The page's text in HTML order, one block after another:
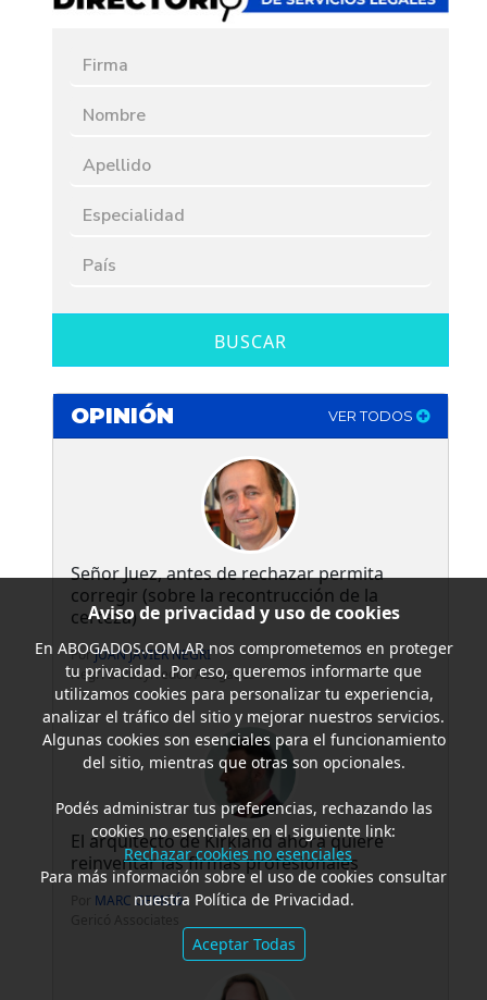
BUSCAR
OPINIÓN VER TODOS
Señor Juez, antes de rechazar permita
corregir (sobre la recontrucción de la
certeza)
PorJUAN JAVIER NEGRI
Negri & Pueyrredón Abogados
El arquitecto de Kirkland ahora quiere
reinventar las firmas profesionales
MARC GERICÓ
Aviso de privacidad y uso de cookies
En ABOGADOS.COM.ARnos comprometemos en proteger
tu privacidad. Por eso, queremos informarte que
utilizamos cookies para personalizar tu experiencia,
analizar el tráfico del sitio y mejorar nuestros servicios.
Algunas cookies son esenciales para el funcionamiento
del sitio, mientras que otras son opcionales.
Podés administrar tus preferencias, rechazando las
cookies no esenciales en el siguiente link:
Rechazar cookies no esenciales
Para más información sobre el uso de cookies consultar
nuestra Política de Privacidad.
Aceptar Todas